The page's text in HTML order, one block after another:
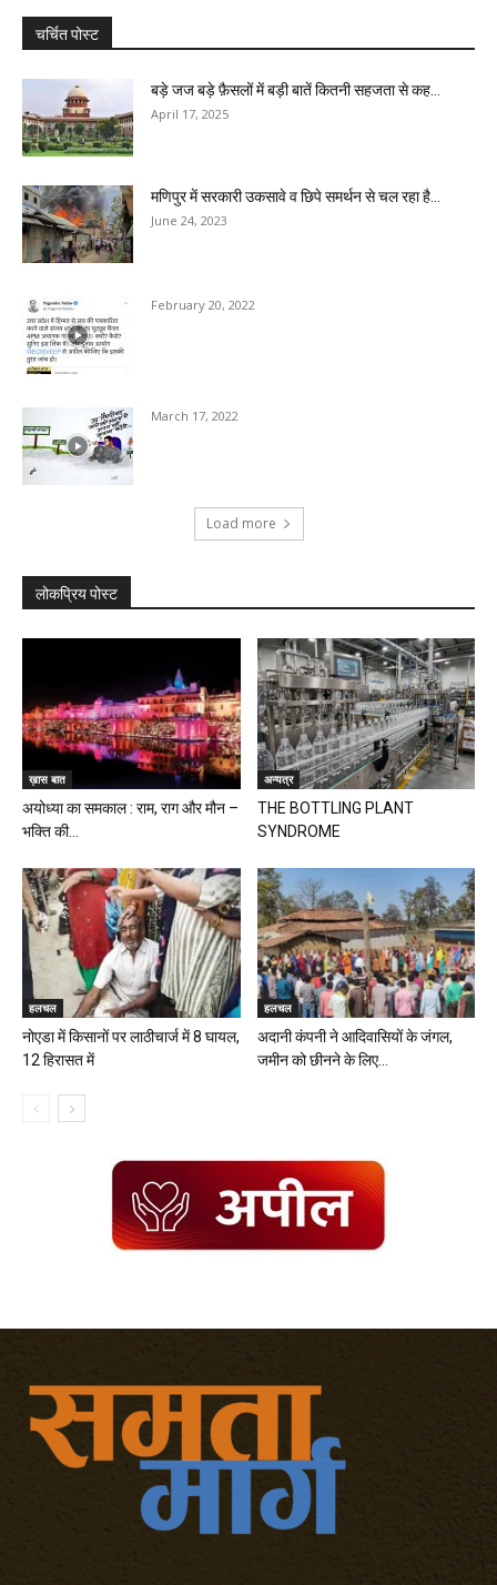
चर्चित पोस्ट
बड़े जज बड़े फ़ैसलों में बड़ी बातें कितनी सहजता से कह...
April 17, 2025
मणिपुर में सरकारी उकसावे व छिपे समर्थन से चल रहा है...
June 24, 2023
February 20, 2022
March 17, 2022
Load more
लोकप्रिय पोस्ट
ख़ास बात
अयोध्या का समकाल : राम, राग और मौन –
भक्ति की...
अन्यत्र
THE BOTTLING PLANT
SYNDROME
हलचल
नोएडा में किसानों पर लाठीचार्ज में 8 घायल,
12 हिरासत में
हलचल
अदानी कंपनी ने आदिवासियों के जंगल,
जमीन को छीनने के लिए...